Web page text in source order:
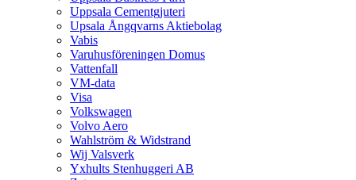
Uppsala Cementgjuteri
Upsala Ångqvarns Aktiebolag
Vabis
Varuhusföreningen Domus
Vattenfall
VM-data
Visa
Volkswagen
Volvo Aero
Wahlström & Widstrand
Wij Valsverk
Yxhults Stenhuggeri AB